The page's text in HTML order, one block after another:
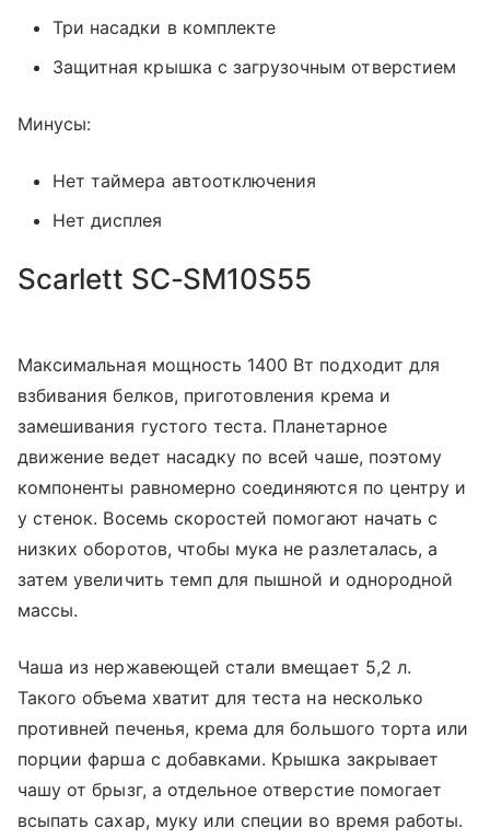
Три насадки в комплекте
Защитная крышка с загрузочным отверстием
Минусы:
Нет таймера автоотключения
Нет дисплея
Scarlett SC-SM10S55
Максимальная мощность 1400 Вт подходит для
взбивания белков, приготовления крема и
замешивания густого теста. Планетарное
движение ведет насадку по всей чаше, поэтому
компоненты равномерно соединяются по центру и
у стенок. Восемь скоростей помогают начать с
низких оборотов, чтобы мука не разлеталась, а
затем увеличить темп для пышной и однородной
массы.
Чаша из нержавеющей стали вмещает 5,2 л.
Такого объема хватит для теста на несколько
противней печенья, крема для большого торта или
порции фарша с добавками. Крышка закрывает
чашу от брызг, а отдельное отверстие помогает
всыпать сахар, муку или специи во время работы.